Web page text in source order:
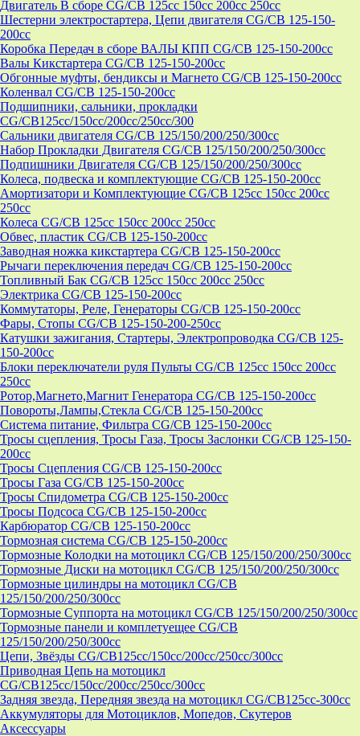
Двигатель В сборе CG/CB 125cc 150cc 200cc 250cc
Шестерни электростартера, Цепи двигателя CG/CB 125-150-
200cc
Коробка Передач в сборе ВАЛЫ КПП CG/CB 125-150-200cc
Валы Кикстартера CG/CB 125-150-200cc
Обгонные муфты, бендиксы и Магнето CG/CB 125-150-200cc
Коленвал CG/CB 125-150-200cc
Подшипники, сальники, прокладки
CG/CB125сс/150cc/200cc/250cc/300
Сальники двигателя CG/CB 125/150/200/250/300cc
Набор Прокладки Двигателя CG/CB 125/150/200/250/300cc
Подпишники Двигателя CG/CB 125/150/200/250/300cc
Колеса, подвеска и комплектующие CG/CB 125-150-200cc
Амортизатори и Комплектующие CG/CB 125cc 150cc 200cc
250cc
Колеса CG/CB 125cc 150cc 200cc 250cc
Обвес, пластик CG/CB 125-150-200cc
Заводная ножка кикстартера CG/CB 125-150-200cc
Рычаги переключения передач CG/CB 125-150-200cc
Топливный Бак CG/CB 125cc 150cc 200cc 250cc
Электрика CG/CB 125-150-200cc
Коммутаторы, Реле, Генераторы CG/CB 125-150-200cc
Фары, Стопы CG/CB 125-150-200-250cc
Катушки зажигания, Стартеры, Электропроводка CG/CB 125-
150-200cc
Блоки переключатели руля Пульты CG/CB 125cc 150cc 200cc
250cc
Ротор,Магнето,Магнит Генератора CG/CB 125-150-200cc
Повороты,Лампы,Стекла CG/CB 125-150-200cc
Система питание, Фильтра CG/CB 125-150-200cc
Тросы сцепления, Тросы Газа, Тросы Заслонки CG/CB 125-150-
200cc
Тросы Сцепления CG/CB 125-150-200cc
Тросы Газа CG/CB 125-150-200cc
Тросы Спидометра CG/CB 125-150-200cc
Тросы Подсоса CG/CB 125-150-200cc
Карбюратор CG/CB 125-150-200cc
Тормозная система CG/CB 125-150-200cc
Тормозные Колодки на мотоцикл CG/CB 125/150/200/250/300cc
Тормозные Диски на мотоцикл CG/CB 125/150/200/250/300cc
Тормозные цилиндры на мотоцикл CG/CB
125/150/200/250/300cc
Тормозные Суппорта на мотоцикл CG/CB 125/150/200/250/300cc
Тормозные панели и комплетуещее CG/CB
125/150/200/250/300cc
Цепи, Звёзды CG/CB125cc/150cc/200cc/250cc/300cc
Приводная Цепь на мотоцикл
CG/CB125cc/150cc/200cc/250cc/300cc
Задняя звезда, Передняя звезда на мотоцикл CG/CB125cc-300сс
Аккумуляторы для Мотоциклов, Мопедов, Скутеров
Аксессуары